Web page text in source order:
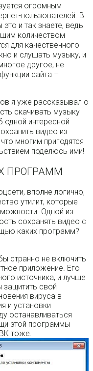
огромным
пользователей. В
и так знаете, ведь
количеством
для качественного
и слушать музыку, и
другое, не
сайта –
я уже рассказывал о
скачивать музыку
интересной
видео из
многим пригодятся
поделюсь ими!
ПРОГРАММ
вполне логично,
утилит, которые
Одной из
сохранять видео с
каких программ?
странно не включить
приложение. Его
источника, и лучше
защитить свой
вируса в
и установки
останавливаться
этой программы
тоже.